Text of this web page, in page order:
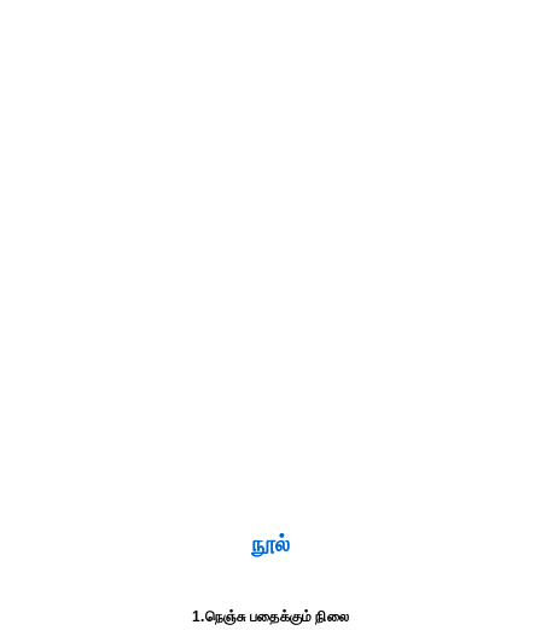
நூல்
1.நெஞ்சு பதைக்கும் நிலை